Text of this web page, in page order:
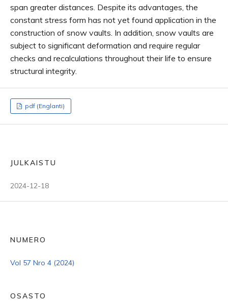
span greater distances. Despite its advantages, the
constant stress form has not yet found application in the
construction of snow vaults. In addition, snow vaults are
subject to significant deformation and require regular
checks and recalculations throughout their life to ensure
structural integrity.
pdf (Englanti)
JULKAISTU
2024-12-18
NUMERO
Vol 57 Nro 4 (2024)
OSASTO